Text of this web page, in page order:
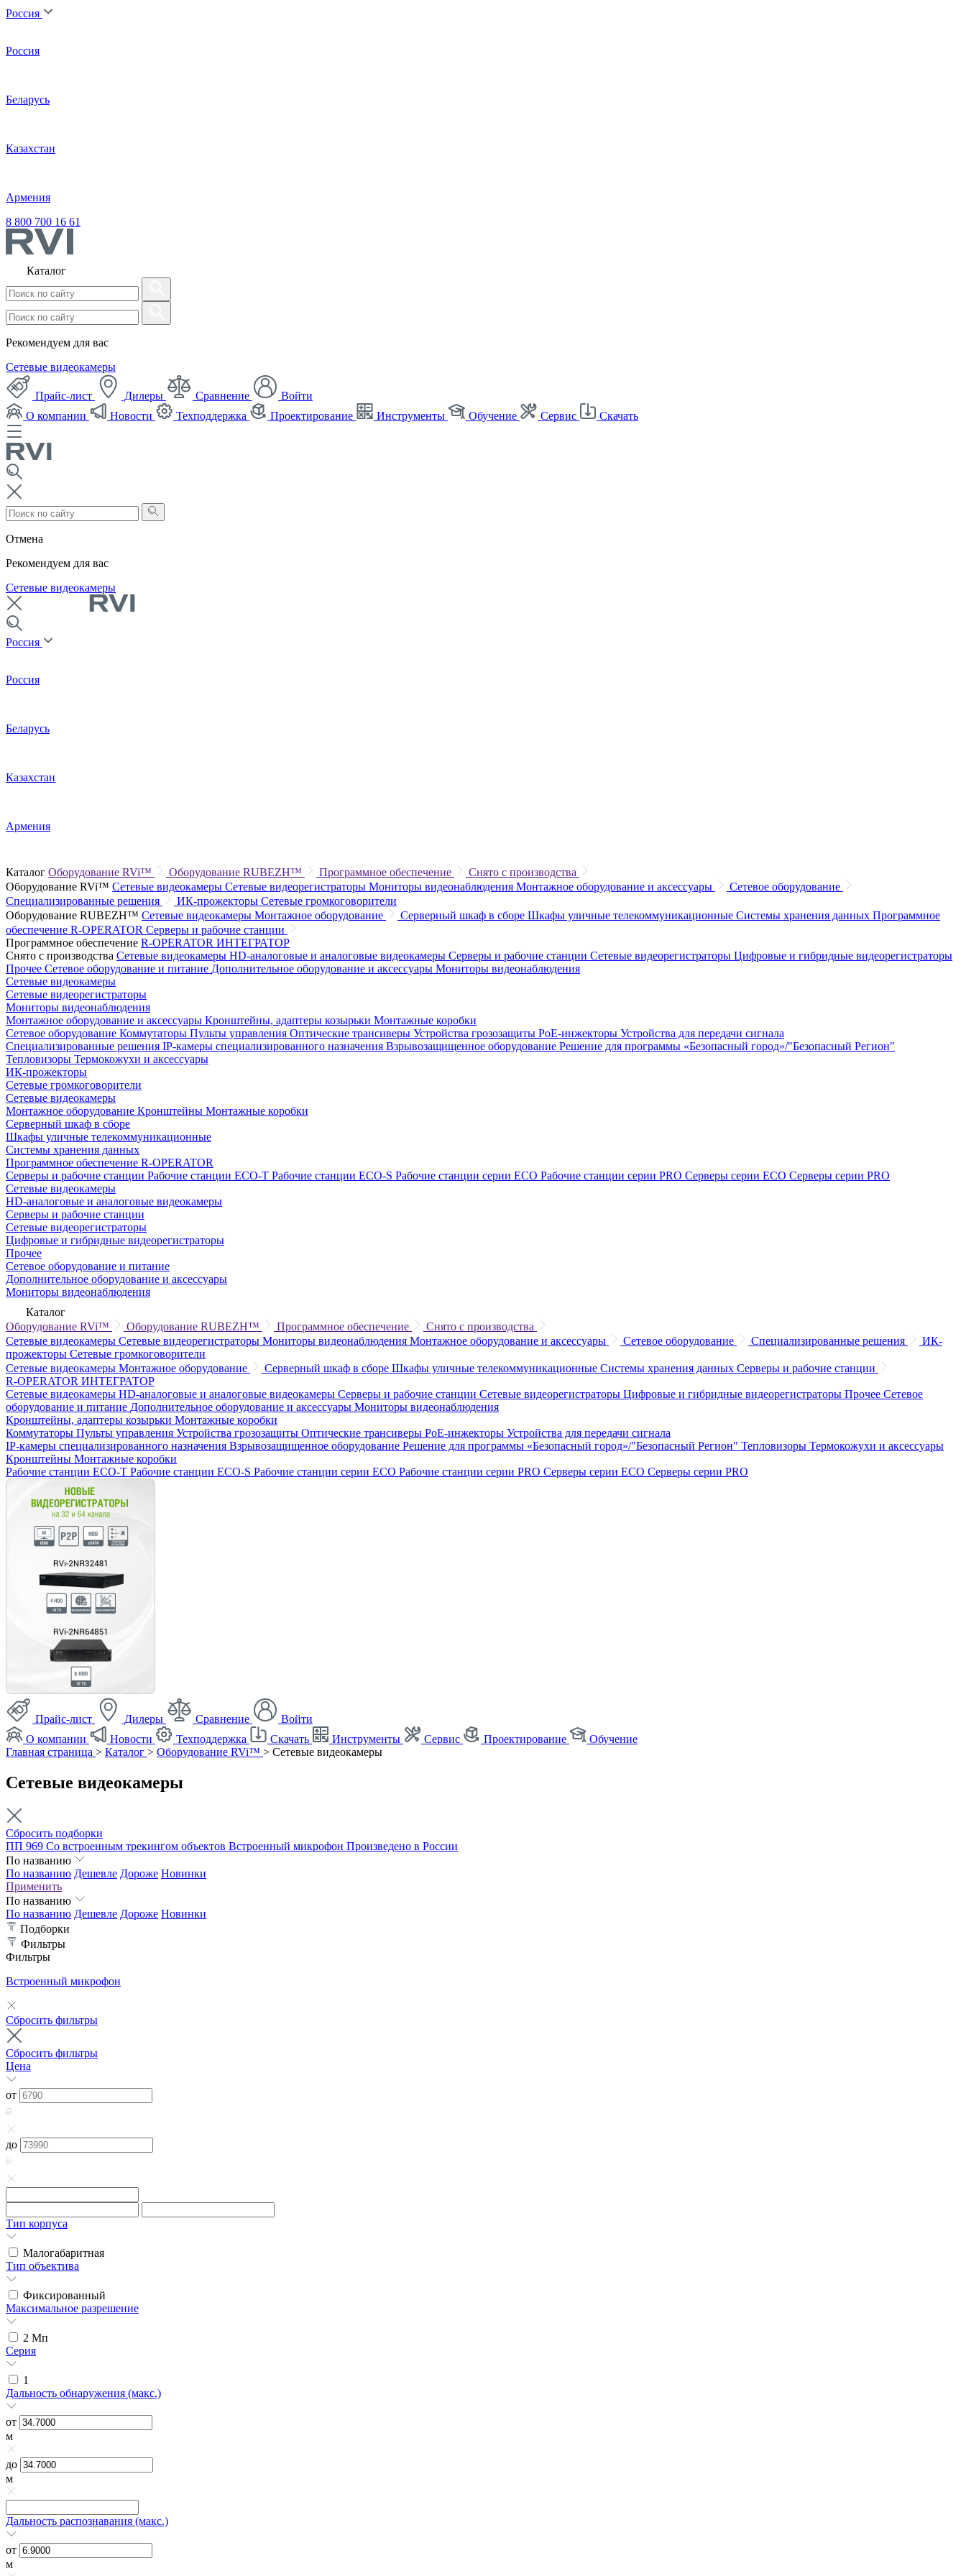
Россия
Россия
Беларусь
Казахстан
Армения
8 800 700 16 61
Каталог
Рекомендуем для вас
Сетевые видеокамеры
Прайс-лист Дилеры Сравнение
Войти
О компании
Новости Техподдержка Проектирование Инструменты Обучение Сервис Скачать
Отмена
Рекомендуем для вас
Сетевые видеокамеры
Россия
Россия
Беларусь
Казахстан
Армения
Каталог Оборудование RVi™ Оборудование RUBEZH™ Программное обеспечение
Снято с производства
Оборудование RVi™ Сетевые видеокамеры Сетевые видеорегистраторы Мониторы видеонаблюдения Монтажное оборудование и аксессуары
Сетевое оборудование
Специализированные решения
ИК-прожекторы Сетевые громкоговорители
Оборудование RUBEZH™ Сетевые видеокамеры Монтажное оборудование Серверный шкаф в сборе Шкафы уличные телекоммуникационные Системы хранения данных Программное
обеспечение R-OPERATOR Серверы и рабочие станции
Программное обеспечение R-OPERATOR ИНТЕГРАТОР
Снято с производства Сетевые видеокамеры HD-аналоговые и аналоговые видеокамеры Серверы и рабочие станции Сетевые видеорегистраторы Цифровые и гибридные видеорегистраторы
Прочее Сетевое оборудование и питание Дополнительное оборудование и аксессуары Мониторы видеонаблюдения
Сетевые видеокамеры
Сетевые видеорегистраторы
Мониторы видеонаблюдения
Монтажное оборудование и аксессуары Кронштейны, адаптеры козырьки Монтажные коробки
Сетевое оборудование Коммутаторы Пульты управления Оптические трансиверы Устройства грозозащиты PoE-инжекторы Устройства для передачи сигнала
Специализированные решения IP-камеры специализированного назначения Взрывозащищенное оборудование Решение для программы «Безопасный город»/"Безопасный Регион"
Тепловизоры Термокожухи и аксессуары
ИК-прожекторы
Сетевые громкоговорители
Сетевые видеокамеры
Монтажное оборудование Кронштейны Монтажные коробки
Серверный шкаф в сборе
Шкафы уличные телекоммуникационные
Системы хранения данных
Программное обеспечение R-OPERATOR
Серверы и рабочие станции Рабочие станции ECO-T Рабочие станции ECO-S Рабочие станции серии ECO Рабочие станции серии PRO Серверы серии ECO Серверы серии PRO
Сетевые видеокамеры
HD-аналоговые и аналоговые видеокамеры
Серверы и рабочие станции
Сетевые видеорегистраторы
Цифровые и гибридные видеорегистраторы
Прочее
Сетевое оборудование и питание
Дополнительное оборудование и аксессуары
Мониторы видеонаблюдения
Каталог
Оборудование RVi™
Оборудование RUBEZH™ Программное обеспечение
Снято с производства
Сетевые видеокамеры Сетевые видеорегистраторы Мониторы видеонаблюдения Монтажное оборудование и аксессуары Сетевое оборудование Специализированные решения
ИК-
прожекторы Сетевые громкоговорители
Сетевые видеокамеры Монтажное оборудование Серверный шкаф в сборе Шкафы уличные телекоммуникационные Системы хранения данных Серверы и рабочие станции
R-OPERATOR ИНТЕГРАТОР
Сетевые видеокамеры HD-аналоговые и аналоговые видеокамеры Серверы и рабочие станции Сетевые видеорегистраторы Цифровые и гибридные видеорегистраторы Прочее Сетевое
оборудование и питание Дополнительное оборудование и аксессуары Мониторы видеонаблюдения
Кронштейны, адаптеры козырьки Монтажные коробки
Коммутаторы Пульты управления Устройства грозозащиты Оптические трансиверы PoE-инжекторы Устройства для передачи сигнала
IP-камеры специализированного назначения Взрывозащищенное оборудование Решение для программы «Безопасный город»/"Безопасный Регион" Тепловизоры Термокожухи и аксессуары
Кронштейны Монтажные коробки
Рабочие станции ECO-T Рабочие станции ECO-S Рабочие станции серии ECO Рабочие станции серии PRO Серверы серии ECO Серверы серии PRO
Прайс-лист Дилеры Сравнение
Войти
О компании
Новости Техподдержка Скачать Инструменты Сервис Проектирование
Обучение
Главная страница > Каталог > Оборудование RVi™ > Сетевые видеокамеры
Сетевые видеокамеры
Сбросить подборки
ПП 969 Со встроенным трекингом объектов Встроенный микрофон Произведено в России
По названию
По названию Дешевле Дороже Новинки
Применить
По названию
По названию Дешевле Дороже Новинки
Подборки
Фильтры
Фильтры
Встроенный микрофон
Сбросить фильтры
Сбросить фильтры
Цена
от
до
Тип корпуса
Малогабаритная
Тип объектива
Фиксированный
Максимальное разрешение
2 Мп
Серия
1
Дальность обнаружения (макс.)
от
м
до
м
Дальность распознавания (макс.)
от
м